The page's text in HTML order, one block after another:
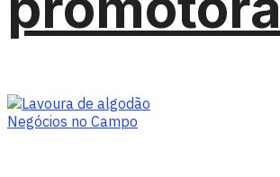
Negócios no Campo